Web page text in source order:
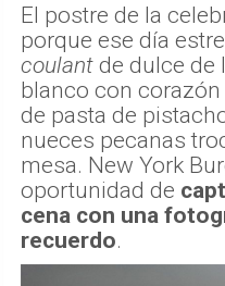
El postre de la
porque ese día
coulant de dulce de
blanco con
de pasta de
nueces pecanas
mesa. New York
oportunidad de
cena con una
recuerdo.